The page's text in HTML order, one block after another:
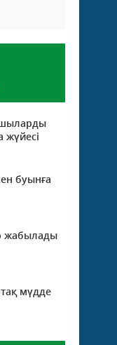
жүйесі
буынға
жабылады
мүдде